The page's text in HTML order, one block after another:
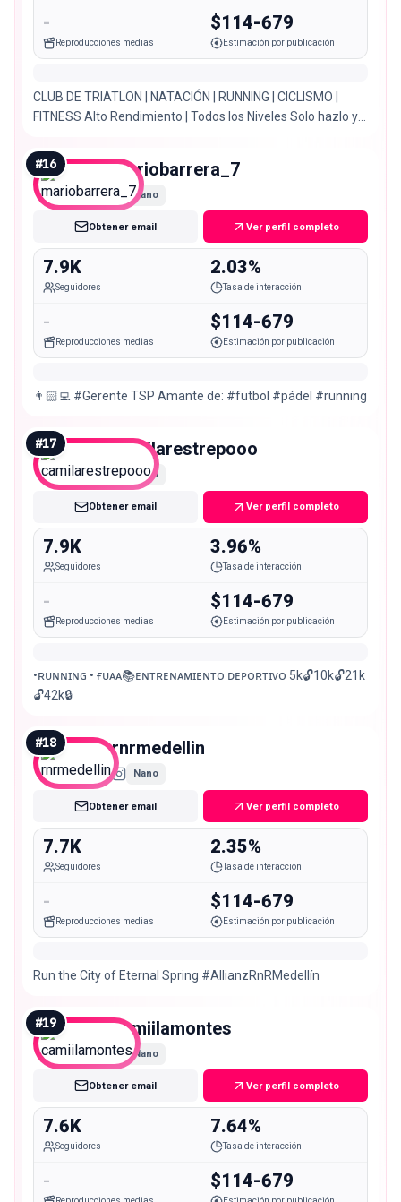
-
Reproducciones medias
$114-679
Estimación por publicación
CLUB DE TRIATLON | NATACIÓN | RUNNING | CICLISMO |
FITNESS Alto Rendimiento | Todos los Niveles Solo hazlo y
#16 mariobarrera_7
Nano
Obtener email Ver perfil completo
7.9K
Seguidores
2.03%
Tasa de interacción
-
Reproducciones medias
$114-679
Estimación por publicación
👨🏻‍💻 #Gerente TSP Amante de: #futbol #pádel #running
#17 camilarestrepooo
Nano
Obtener email Ver perfil completo
7.9K
Seguidores
3.96%
Tasa de interacción
-
Reproducciones medias
$114-679
Estimación por publicación
•ʀᴜɴɴɪɴɢ • ғᴜᴀᴀ📚ᴇɴᴛʀᴇɴᴀᴍɪᴇɴᴛᴏ ᴅᴇᴘᴏʀᴛɪᴠᴏ 5k🔓10k🔓21k
🔓42k🔒
#18 rnrmedellin
Nano
Obtener email Ver perfil completo
7.7K
Seguidores
2.35%
Tasa de interacción
-
Reproducciones medias
$114-679
Estimación por publicación
Run the City of Eternal Spring #AllianzRnRMedellín
#19 camiilamontes
Nano
Obtener email Ver perfil completo
7.6K
Seguidores
7.64%
Tasa de interacción
- $114-679